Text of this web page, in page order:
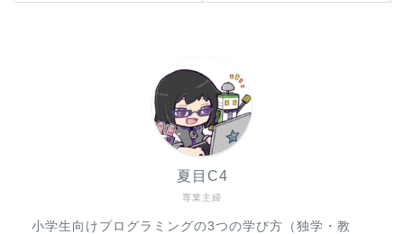
専業主婦
夏目C4
小学生向けプログラミングの3つの学び方（独学・教